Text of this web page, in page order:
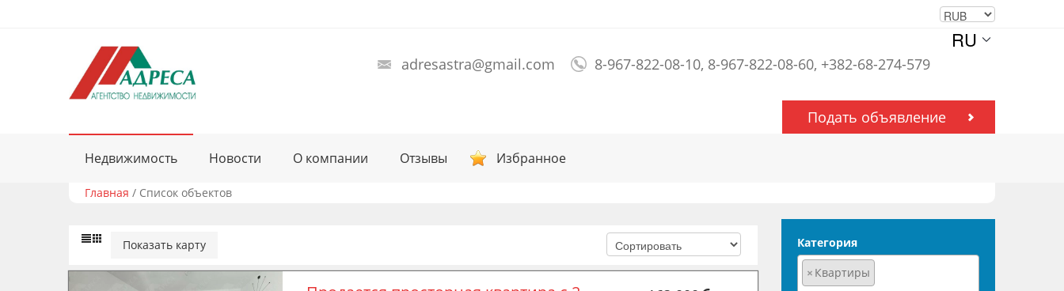
adresastra@gmail.com 8-967-822-08-10, 8-967-822-08-60, +382-68-274-579
RU
Подать объявление
Недвижимость Новости О компании Отзывы Избранное
Главная / Список объектов
Показать карту
Категория
× Квартиры